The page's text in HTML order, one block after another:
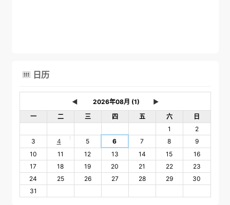
 日历
◄
►
一
二 三 四 五 六
日
1
2
3
4 1 5 6 7 8
9
10
11 12 13 14 15
16
17
18 19 20 21 22
23
24
25 26 27 28 29
30
31